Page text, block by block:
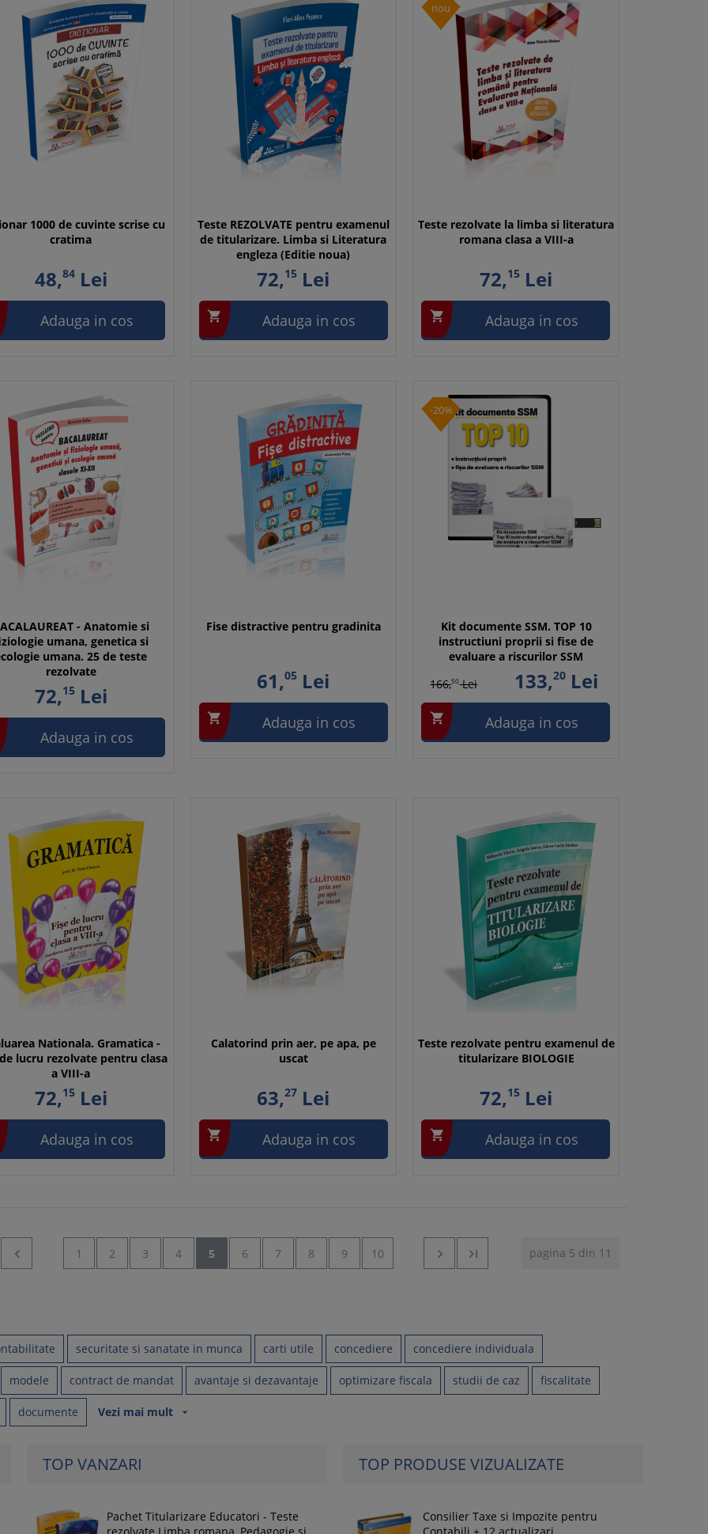
1000 de cuvinte scrise cu
cratima
48,84Lei
Adauga in cos
Teste REZOLVATE pentru examenul
de titularizare. Limba si Literatura
engleza (Editie noua)
72,15 Lei
 Adauga in cos
nou
Teste rezolvate la limba si literatura
romana clasa a VIII-a
72,15Lei
 Adauga in cos
- Anatomie si
umana, genetica si
umana. 25 de teste
rezolvate
72,15Lei
Adauga in cos
Fise distractive pentru gradinita
61,05 Lei
 Adauga in cos
-20%
Kit documente SSM. TOP 10
instructiuni proprii si fise de
evaluare a riscurilor SSM
166,50Lei 133,20Lei
 Adauga in cos
Nationala. Gramatica -
lucru rezolvate pentru clasa
a VIII-a
72,15Lei
Adauga in cos
Calatorind prin aer, pe apa, pe
uscat
63,27 Lei
 Adauga in cos
Teste rezolvate pentru examenul de
titularizare BIOLOGIE
72,15Lei
 Adauga in cos
 1 2 3 4 5 6 7 8 9 10 pagina 5 din 11


securitate si sanatate in munca carti utile concediere concediere individuala
modele contract de mandat avantaje si dezavantaje optimizare fiscala studii de caz fiscalitate
documente Vezi mai mult arrow_drop_down
TOP VANZARI
Pachet Titularizare Educatori - Teste
TOP PRODUSE VIZUALIZATE
Consilier Taxe si Impozite pentru